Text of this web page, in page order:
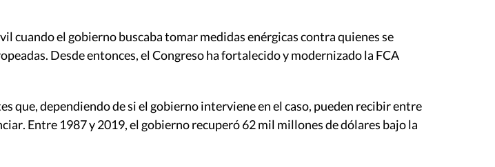
cuando el gobierno buscaba tomar medidas enérgicas contra quienes se
Desde entonces, el Congreso ha fortalecido y modernizado la FCA
que, dependiendo de si el gobierno interviene en el caso, pueden recibir entre
Entre 1987 y 2019, el gobierno recuperó 62 mil millones de dólares bajo la